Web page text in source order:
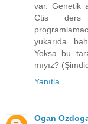
var. Genetik
Ctis ders
yukarıda
Yoksa bu
mıyız?
Yanıtla
Ogan